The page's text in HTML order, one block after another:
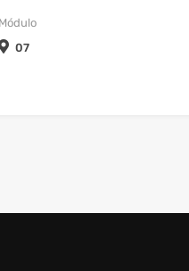
Módulo
07